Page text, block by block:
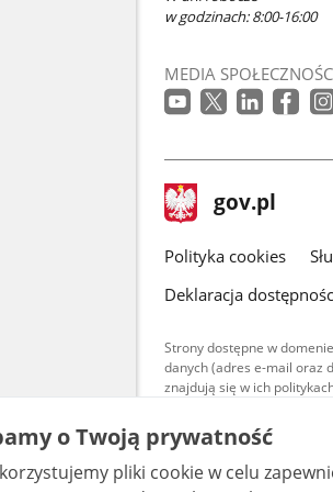
w godzinach: 8:00-16:00
MEDIA
stopka
gov.pl Strona
gov.pl
gov.pl
Polityka cookies
Deklaracja
Strony dostępne w
danych (adres e-mail oraz
znajdują się w ich
Treści
warunkach
są
o Twoją prywatność
pliki cookie w celu